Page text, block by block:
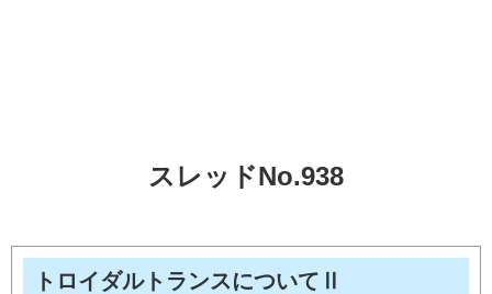
スレッドNo.938
トロイダルトランスについてⅡ